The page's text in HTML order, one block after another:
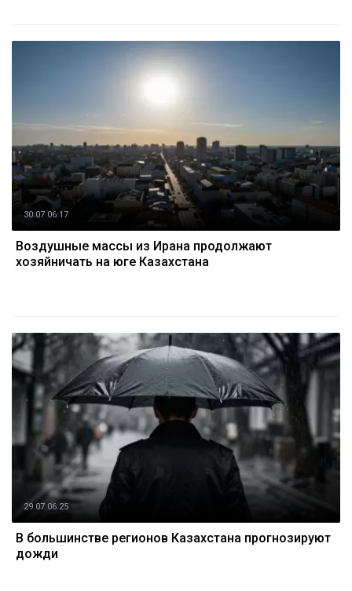
30.07 06:17
Воздушные массы из Ирана продолжают
хозяйничать на юге Казахстана
29.07 06:25
В большинстве регионов Казахстана прогнозируют
дожди